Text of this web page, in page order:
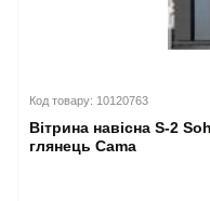
Код товару: 10120763
Вітрина навісна S-2
глянець Cama